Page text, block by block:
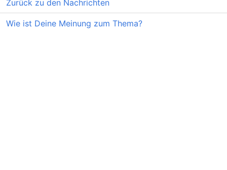
Zurück zu den Nachrichten
Wie ist Deine Meinung zum Thema?